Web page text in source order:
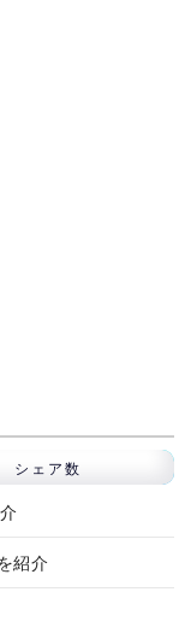
シェア数
紹介